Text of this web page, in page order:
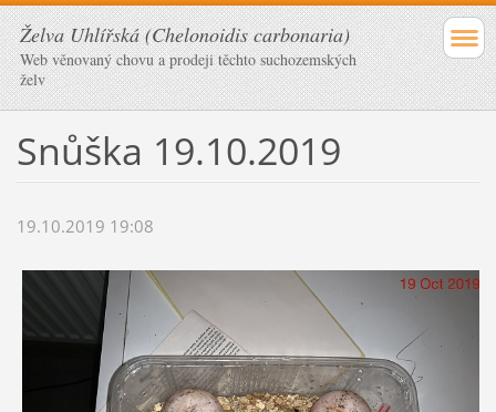
Želva Uhlířská (Chelonoidis carbonaria)
Web věnovaný chovu a prodeji těchto suchozemských
želv
Snůška 19.10.2019
19.10.2019 19:08